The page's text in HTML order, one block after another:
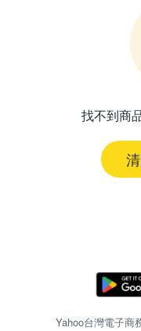
找不到商
Yahoo台灣電子商